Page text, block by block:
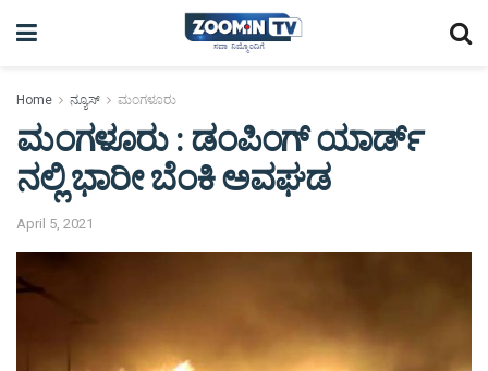
Home ನ್ಯೂಸ್ ಮಂಗಳೂರು
ಮಂಗಳೂರು : ಡಂಪಿಂಗ್ ಯಾರ್ಡ್
ನಲ್ಲಿ ಭಾರೀ ಬೆಂಕಿ ಅವಘಡ
April 5, 2021